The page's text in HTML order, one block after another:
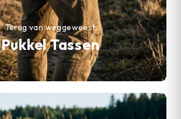
Pukkel Tassen
Terug van weggeweest